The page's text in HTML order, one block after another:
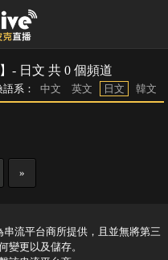
】- 日文 共 0 個頻道
系： 中文 英文 日文 韓文
»
流平台商所提供，且並無將第三
變更以及儲存。